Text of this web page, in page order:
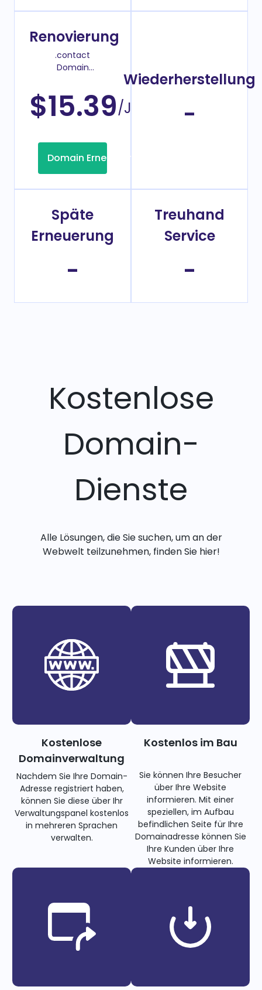
Renovierung
.contact
Domain
$15.39/Jahr
Domain Erneuerung
Wiederherstellung
-
Späte
Erneuerung
-
Treuhand
Service
-
Kostenlose
Domain-
Dienste
Alle Lösungen, die Sie suchen, um an der
Webwelt teilzunehmen, finden Sie hier!
Kostenlose
Domainverwaltung
Nachdem Sie Ihre Domain-
Adresse registriert haben,
können Sie diese über Ihr
Verwaltungspanel kostenlos
in mehreren Sprachen
verwalten.
Kostenlos im Bau
Sie können Ihre Besucher
über Ihre Website
informieren. Mit einer
speziellen, im Aufbau
befindlichen Seite für Ihre
Domainadresse können Sie
Ihre Kunden über Ihre
Website informieren.